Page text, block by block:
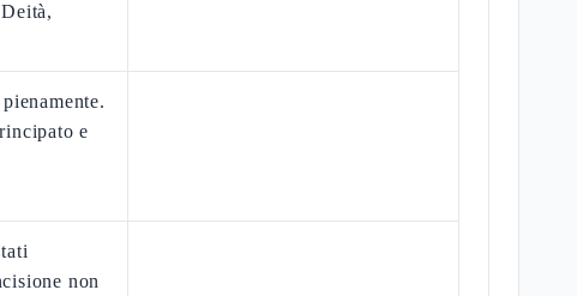
e
non